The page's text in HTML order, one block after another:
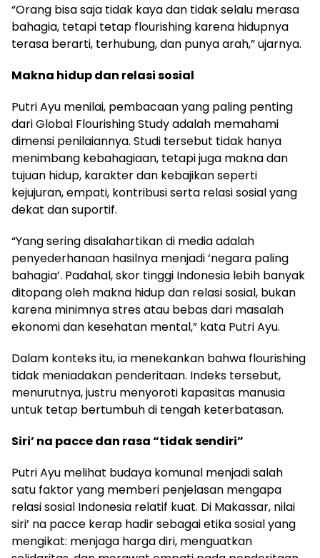
“Orang bisa saja tidak kaya dan tidak selalu merasa
bahagia, tetapi tetap flourishing karena hidupnya
terasa berarti, terhubung, dan punya arah,” ujarnya.
Makna hidup dan relasi sosial
Putri Ayu menilai, pembacaan yang paling penting
dari Global Flourishing Study adalah memahami
dimensi penilaiannya. Studi tersebut tidak hanya
menimbang kebahagiaan, tetapi juga makna dan
tujuan hidup, karakter dan kebajikan seperti
kejujuran, empati, kontribusi serta relasi sosial yang
dekat dan suportif.
“Yang sering disalahartikan di media adalah
penyederhanaan hasilnya menjadi ‘negara paling
bahagia’. Padahal, skor tinggi Indonesia lebih banyak
ditopang oleh makna hidup dan relasi sosial, bukan
karena minimnya stres atau bebas dari masalah
ekonomi dan kesehatan mental,” kata Putri Ayu.
Dalam konteks itu, ia menekankan bahwa flourishing
tidak meniadakan penderitaan. Indeks tersebut,
menurutnya, justru menyoroti kapasitas manusia
untuk tetap bertumbuh di tengah keterbatasan.
Siri’ na pacce dan rasa “tidak sendiri”
Putri Ayu melihat budaya komunal menjadi salah
satu faktor yang memberi penjelasan mengapa
relasi sosial Indonesia relatif kuat. Di Makassar, nilai
siri’ na pacce kerap hadir sebagai etika sosial yang
mengikat: menjaga harga diri, menguatkan